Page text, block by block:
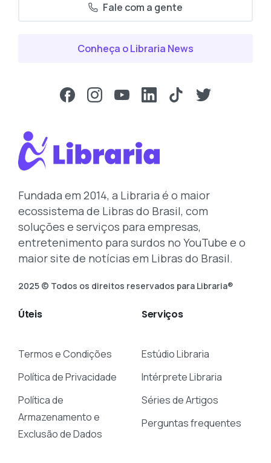
Fale com a gente
Conheça o Libraria News
Fundada em 2014, a Libraria é o maior
ecossistema de Libras do Brasil, com
soluções e serviços para empresas,
entretenimento para surdos no YouTube e o
maior site de notícias em Libras do Brasil.
2025 © Todos os direitos reservados para Libraria®
Úteis
Termos e Condições
Política de Privacidade
Política de
Armazenamento e
Exclusão de Dados
Serviços
Estúdio Libraria
Intérprete Libraria
Séries de Artigos
Perguntas frequentes